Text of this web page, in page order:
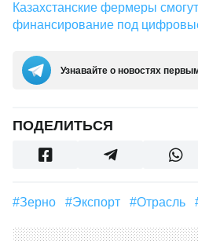
Казахстанские фермеры
финансирование под
Узнавайте о новостях
ПОДЕЛИТЬСЯ
#зерно #экспорт #Отрасль